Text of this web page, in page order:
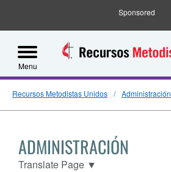
Sponsored
Menu
Recursos Metodistas Unidos Administración
ADMINISTRACIÓN
Translate Page ▼